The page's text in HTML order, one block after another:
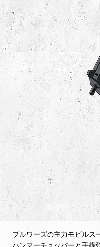
ブルワーズの主力モビルス
ハンマーチョッパーと手榴